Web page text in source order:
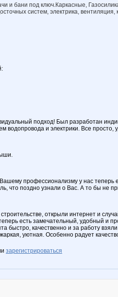
и бани под ключ.Каркасные,
систем, электрика, вентиляция,
подход! Был разработан
водопровода и электрики. Все просто,
профессионализму у нас теперь
что поздно узнали о Вас. А то бы не
открыли интернет и
есть замечательный, удобный и
быстро, качественно и за работу
уютная. Особенно радует
зарегистрироваться